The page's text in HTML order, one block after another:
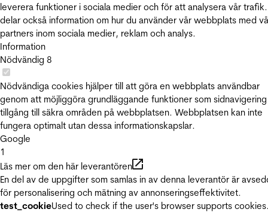
leverera funktioner i sociala medier och för att analysera vår
delar också information om hur du använder vår webbplats med
partners inom sociala medier, reklam och analys.
Information
Nödvändig 8
Nödvändiga cookies hjälper till att göra en webbplats användbar
genom att möjliggöra grundläggande funktioner som
tillgång till säkra områden på webbplatsen. Webbplatsen kan inte
fungera optimalt utan dessa informationskapslar.
Google
1
Läs mer om den här leverantören
En del av de uppgifter som samlas in av denna leverantör är
för personalisering och mätning av annonseringseffektivitet.
test_cookieUsed to check if the user's browser supports